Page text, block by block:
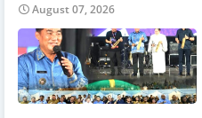
August 07, 2026